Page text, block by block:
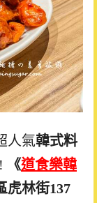
人氣韓式料
《道食樂韓
虎林街137